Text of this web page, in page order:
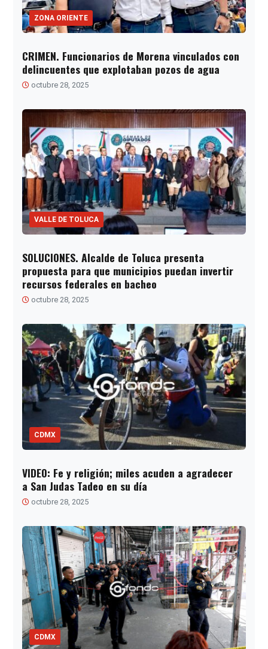
ZONA ORIENTE
CRIMEN. Funcionarios de Morena vinculados con
delincuentes que explotaban pozos de agua
octubre 28, 2025
VALLE DE TOLUCA
SOLUCIONES. Alcalde de Toluca presenta
propuesta para que municipios puedan invertir
recursos federales en bacheo
octubre 28, 2025
CDMX
VIDEO: Fe y religión; miles acuden a agradecer
a San Judas Tadeo en su día
octubre 28, 2025
CDMX